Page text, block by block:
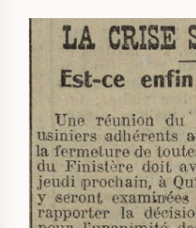
IMAGE